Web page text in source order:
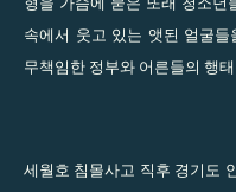
속에서 웃고 있는 앳된 얼굴
무책임한 정부와 어른들의 행
세월호 침몰사고 직후 경기도